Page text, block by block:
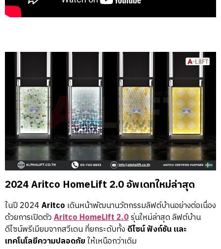
2024 Aritco HomeLift 2.0 อัพเดทใหม่ล่าสุด
ในปี 2024Aritco เดินหน้าพัฒนานวัตกรรมลิฟต์บ้านอย่างต่อเนื่อง
ด้วยการเปิดตัวAritco HomeLift 2.0รุ่นใหม่ล่าสุด ลิฟต์บ้าน
ดีไซน์พรีเมียมจากสวีเดน ที่ยกระดับทั้ง ดีไซน์ ฟังก์ชัน และ
เทคโนโลยีความปลอดภัยให้เหนือกว่าเดิม